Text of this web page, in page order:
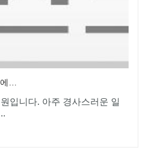
입니다. 아주 경사스러운 일